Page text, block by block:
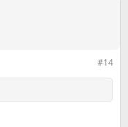
#14